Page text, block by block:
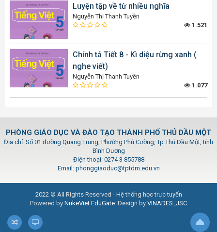
Luyện tập về từ nhiều nghĩa
Nguyễn Thị Thanh Tuyền
1.521
Chính tả Tiết 8 - Kì diệu rừng xanh (
nghe viết)
Nguyễn Thị Thanh Tuyền
1.077
PHÒNG GIÁO DỤC VÀ ĐÀO TẠO THÀNH PHỐ THỦ DẦU MỘT
Địa chỉ: Số 01 đường Quang Trung, Phường Phú Cường, Tp.Thủ Dầu Một, tỉnh
Bình Dương
Điện thoại: 0274 3 855788
Email: phonggiaoduc@tptdm.edu.vn
2022 © All Rights Reserved - Hệ thống học trực tuyến
Powered by NukeViet EduGate. Design by VINADES.,JSC